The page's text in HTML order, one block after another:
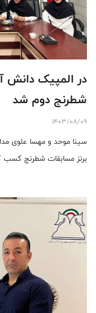
در المپیک دانش
شطرنج دوم شد
1403/08/09
سینا موحد و مهسا علوی
برنز مسابقات شطرنج کسب